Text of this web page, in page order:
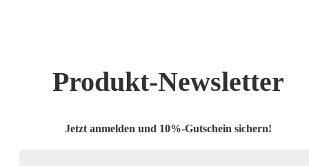
Produkt-Newsletter
Jetzt anmelden und 10%-Gutschein sichern!